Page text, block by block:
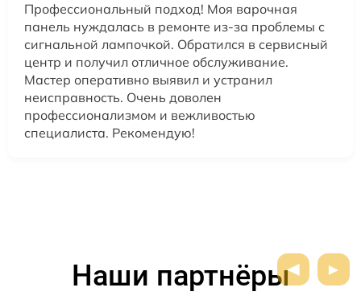
Профессиональный подход! Моя варочная
панель нуждалась в ремонте из-за проблемы с
сигнальной лампочкой. Обратился в сервисный
центр и получил отличное обслуживание.
Мастер оперативно выявил и устранил
неисправность. Очень доволен
профессионализмом и вежливостью
специалиста. Рекомендую!
Наши партнёры